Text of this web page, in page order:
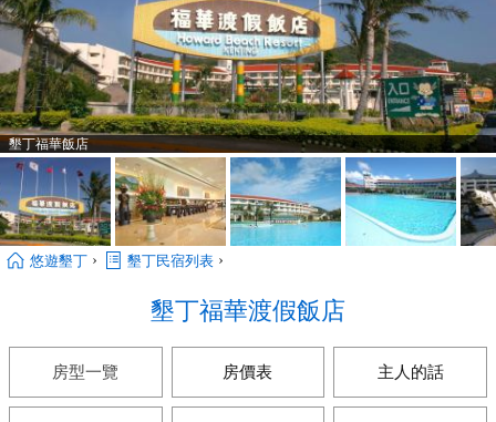
墾丁福華飯店
悠遊墾丁 › 墾丁民宿列表 ›
墾丁福華渡假飯店
房型一覽 房價表 主人的話